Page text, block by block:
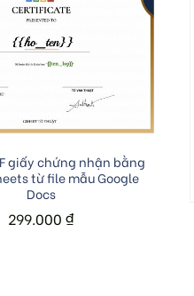
Add to cart
giấy chứng nhận bằng
từ file mẫu Google
Docs
299.000 ₫